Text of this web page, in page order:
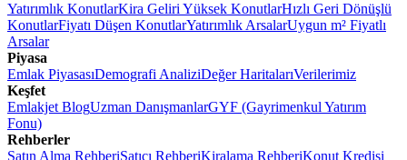
Yatırımlık KonutlarKira Geliri Yüksek KonutlarHızlı Geri Dönüşlü
KonutlarFiyatı Düşen KonutlarYatırımlık ArsalarUygun m² Fiyatlı
Arsalar
Piyasa
Emlak PiyasasıDemografi AnaliziDeğer HaritalarıVerilerimiz
Keşfet
Emlakjet BlogUzman DanışmanlarGYF (Gayrimenkul Yatırım
Fonu)
Rehberler
Satın Alma RehberiSatıcı RehberiKiralama RehberiKonut Kredisi